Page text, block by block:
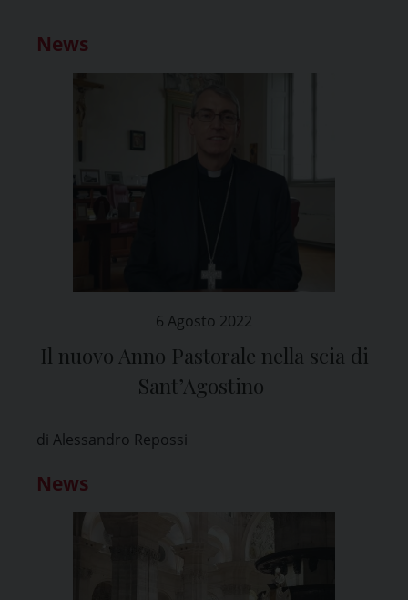
News
6 Agosto 2022
Il nuovo Anno Pastorale nella scia di
Sant’Agostino
di Alessandro Repossi
News